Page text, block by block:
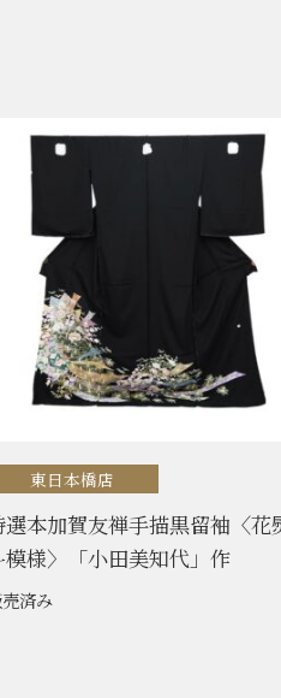
東日本橋店
選本加賀友禅手描黒留袖〈花
模様〉「小田美知代」作
済み